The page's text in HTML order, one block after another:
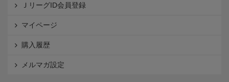
ＪリーグID会員登録
マイページ
購入履歴
メルマガ設定